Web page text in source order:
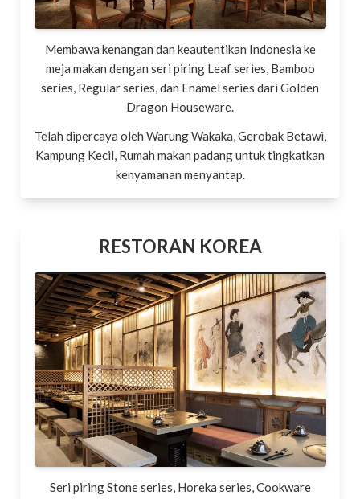
Membawa kenangan dan keautentikan Indonesia ke
meja makan dengan seri piring Leaf series, Bamboo
series, Regular series, dan Enamel series dari Golden
Dragon Houseware.
Telah dipercaya oleh Warung Wakaka, Gerobak Betawi,
Kampung Kecil, Rumah makan padang untuk tingkatkan
kenyamanan menyantap.
RESTORAN KOREA
Seri piring Stone series, Horeka series, Cookware